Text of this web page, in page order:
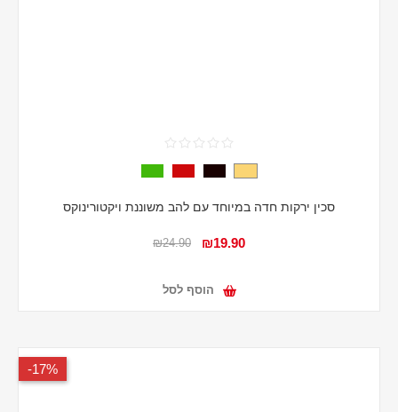
סכין ירקות חדה במיוחד עם להב משוננת ויקטורינוקס
₪19.90
₪24.90
הוסף לסל
17%-